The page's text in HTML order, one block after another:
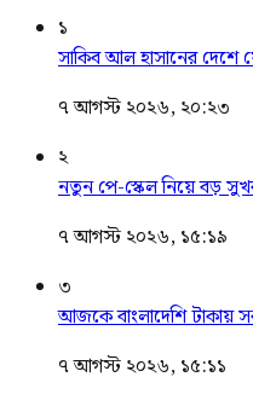
১
সাকিব আল হাসানের দেশে
৭ আগস্ট ২০২৬, ২০:২৩
২
নতুন পে-স্কেল নিয়ে বড়
৭ আগস্ট ২০২৬, ১৫:১৯
৩
আজকে বাংলাদেশি টাকায়
৭ আগস্ট ২০২৬, ১৫:১১